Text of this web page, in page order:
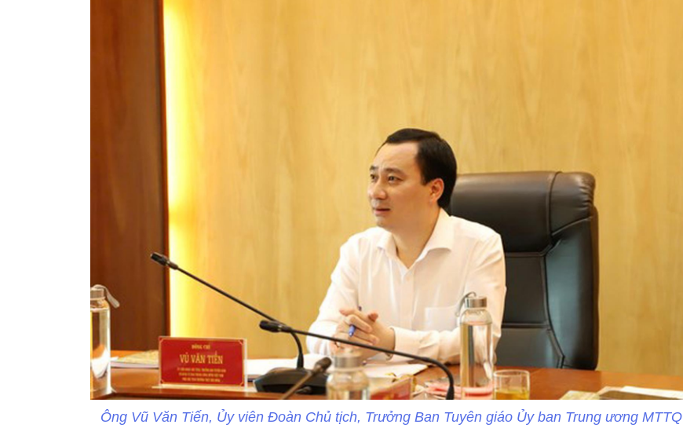
Ông Vũ Văn Tiến, Ủy viên Đoàn Chủ tịch, Trưởng Ban Tuyên giáo Ủy ban Trung ương MTTQ